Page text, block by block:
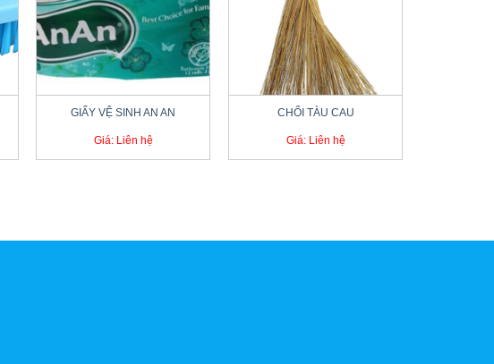
+
GIẤY VỆ SINH AN AN
Giá: Liên hệ
CHỔI TÀU CAU
Giá: Liên hệ